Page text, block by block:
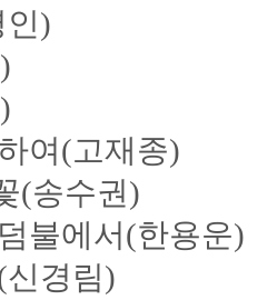
)
여(고재종)
(송수권)
불에서(한용운)
경림)